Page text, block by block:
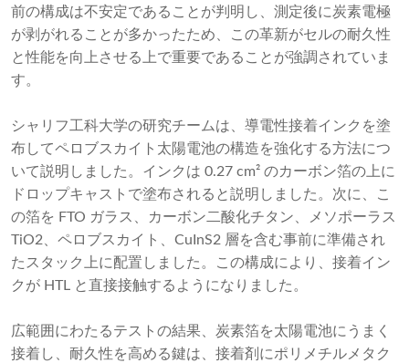
前の構成は不安定であることが判明し、測定後に炭素電極
が剥がれることが多かったため、この革新がセルの耐久性
と性能を向上させる上で重要であることが強調されていま
す。
シャリフ工科大学の研究チームは、導電性接着インクを塗
布してペロブスカイト太陽電池の構造を強化する方法につ
いて説明しました。インクは 0.27 cm² のカーボン箔の上に
ドロップキャストで塗布されると説明しました。次に、こ
の箔を FTO ガラス、カーボン二酸化チタン、メソポーラス
TiO2、ペロブスカイト、CuInS2 層を含む事前に準備され
たスタック上に配置しました。この構成により、接着イン
クが HTL と直接接触するようになりました。
広範囲にわたるテストの結果、炭素箔を太陽電池にうまく
接着し、耐久性を高める鍵は、接着剤にポリメチルメタク